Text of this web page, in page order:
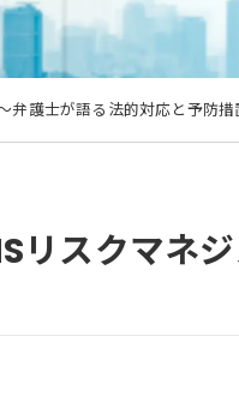
弁護士が語る法的対応と予防措
リスクマネ